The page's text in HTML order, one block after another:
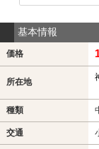
基本情報
価格
所在地
種類
交通